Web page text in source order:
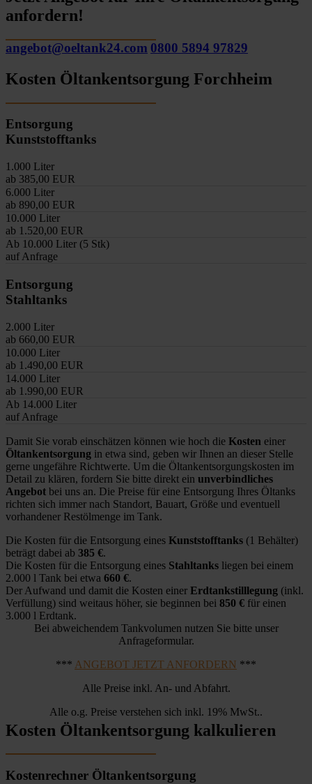
anfordern!
angebot@oeltank24.com 0800 5894 97829
Kosten Öltankentsorgung Forchheim
Entsorgung
Kunststofftanks
1.000 Liter
ab 385,00 EUR
6.000 Liter
ab 890,00 EUR
10.000 Liter
ab 1.520,00 EUR
Ab 10.000 Liter (5 Stk)
auf Anfrage
Entsorgung
Stahltanks
2.000 Liter
ab 660,00 EUR
10.000 Liter
ab 1.490,00 EUR
14.000 Liter
ab 1.990,00 EUR
Ab 14.000 Liter
auf Anfrage
Damit Sie vorab einschätzen können wie hoch die Kosten einer
Öltankentsorgung in etwa sind, geben wir Ihnen an dieser Stelle
gerne ungefähre Richtwerte. Um die Öltankentsorgungskosten im
Detail zu klären, fordern Sie bitte direkt ein unverbindliches
Angebot bei uns an. Die Preise für eine Entsorgung Ihres Öltanks
richten sich immer nach Standort, Bauart, Größe und eventuell
vorhandener Restölmenge im Tank.
Die Kosten für die Entsorgung eines Kunststofftanks (1 Behälter)
beträgt dabei ab 385 €.
Die Kosten für die Entsorgung eines Stahltanks liegen bei einem
2.000 l Tank bei etwa 660 €.
Der Aufwand und damit die Kosten einer Erdtankstilllegung (inkl.
Verfüllung) sind weitaus höher, sie beginnen bei 850 € für einen
3.000 l Erdtank.
Bei abweichendem Tankvolumen nutzen Sie bitte unser
Anfrageformular.
*** ANGEBOT JETZT ANFORDERN ***
Alle Preise inkl. An- und Abfahrt.
Alle o.g. Preise verstehen sich inkl. 19% MwSt..
Kosten Öltankentsorgung kalkulieren
Kostenrechner Öltankentsorgung